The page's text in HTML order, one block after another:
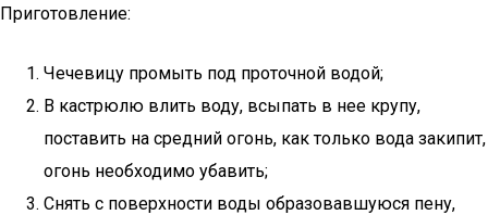
Приготовление:
Чечевицу промыть под проточной водой;
В кастрюлю влить воду, всыпать в нее крупу,
поставить на средний огонь, как только вода закипит,
огонь необходимо убавить;
Снять с поверхности воды образовавшуюся пену,